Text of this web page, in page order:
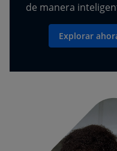
de manera
Explorar